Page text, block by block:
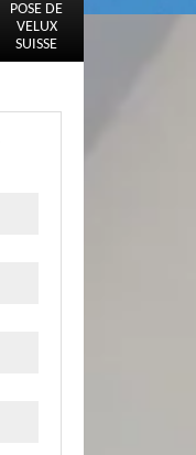
POSE DE
VELUX
SUISSE